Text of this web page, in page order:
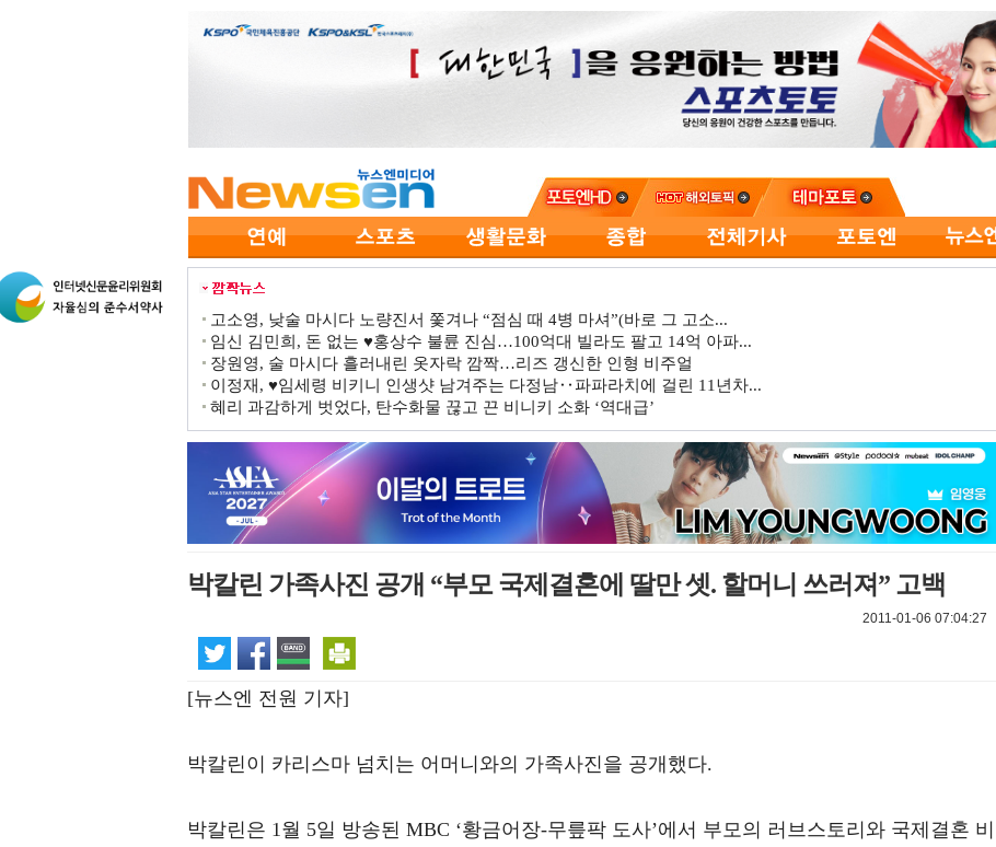
고소영, 낮술 마시다 노량진서 쫓겨나 “점심 때 4병 마셔”(바로 그 고소...
임신 김민희, 돈 없는 ♥홍상수 불륜 진심…100억대 빌라도 팔고 14억 아파...
장원영, 술 마시다 흘러내린 옷자락 깜짝…리즈 갱신한 인형 비주얼
이정재, ♥임세령 비키니 인생샷 남겨주는 다정남‥파파라치에 걸린 11년차...
혜리 과감하게 벗었다, 탄수화물 끊고 끈 비니키 소화 ‘역대급’
박칼린 가족사진 공개 “부모 국제결혼에 딸만 셋. 할머니 쓰러져” 고백
2011-01-06 07:04:27
[뉴스엔 전원 기자]
박칼린이 카리스마 넘치는 어머니와의 가족사진을 공개했다.
박칼린은 1월 5일 방송된 MBC ‘황금어장-무릎팍 도사’에서 부모의 러브스토리와 국제결혼 비